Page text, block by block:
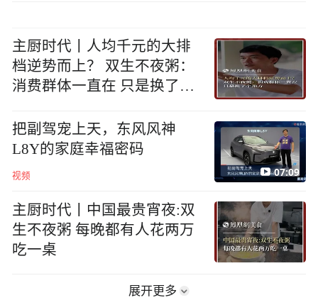
主厨时代丨人均千元的大排
档逆势而上？ 双生不夜粥：
消费群体一直在 只是换了个
把副驾宠上天，东风风神
L8Y的家庭幸福密码
视频 07:09
主厨时代丨中国最贵宵夜:双
生不夜粥 每晚都有人花两万
吃一桌
展开更多